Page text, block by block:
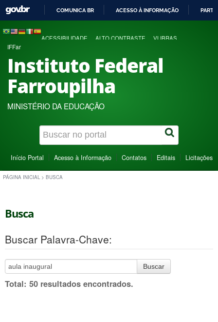
COMUNICA BR ACESSO À INFORMAÇÃO
ACESSIBILIDADE ALTO CONTRASTE VLIBRAS
IFFar
Instituto Federal
Farroupilha
MINISTÉRIO DA EDUCAÇÃO
Início Portal Acesso à Informação Contatos Editais Licitações
PÁGINA INICIAL > BUSCA
Busca
Buscar Palavra-Chave:
Buscar
Total: 50 resultados encontrados.